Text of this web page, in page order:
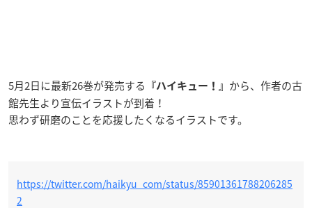
5月2日に最新26巻が発売する 『ハイキュー！』 から、作者の古
館先生より宣伝イラストが到着！
思わず研磨のことを応援したくなるイラストです。
https://twitter.com/haikyu_com/status/85901361788206285
2